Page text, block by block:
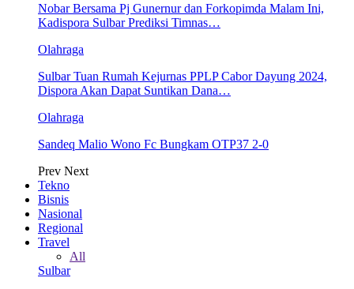
Nobar Bersama Pj Gunernur dan Forkopimda Malam Ini,
Kadispora Sulbar Prediksi Timnas…
Olahraga
Sulbar Tuan Rumah Kejurnas PPLP Cabor Dayung 2024,
Dispora Akan Dapat Suntikan Dana…
Olahraga
Sandeq Malio Wono Fc Bungkam OTP37 2-0
Prev Next
Tekno
Bisnis
Nasional
Regional
Travel
All
Sulbar